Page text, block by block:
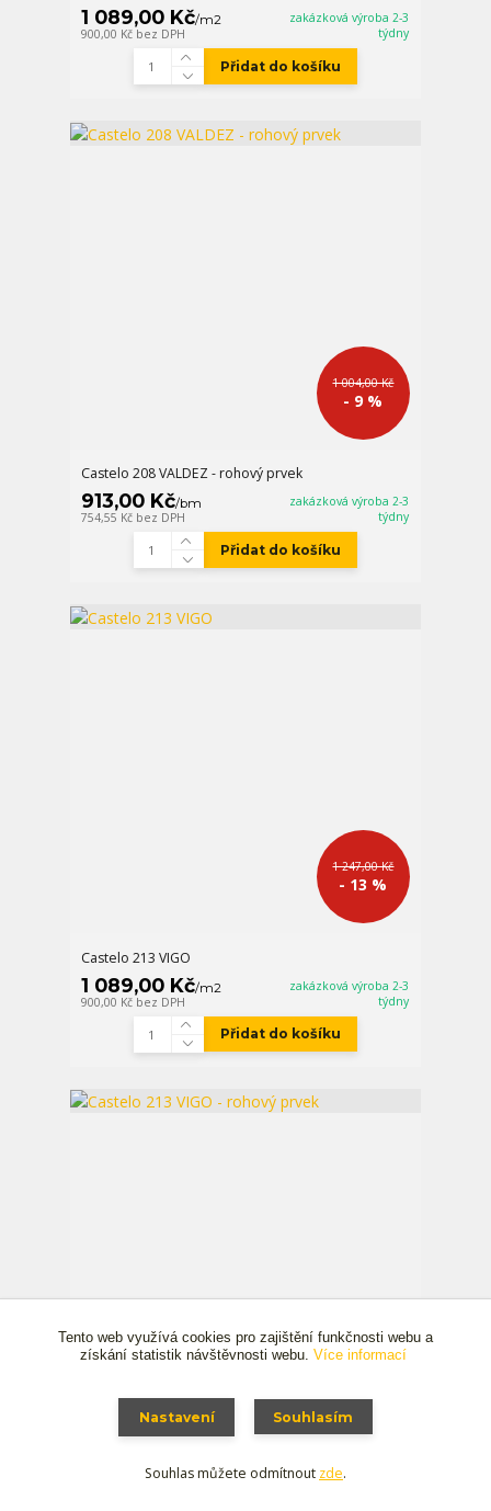
1 089,00 Kč/m2
900,00 Kč bez DPH
zakázková výroba 2-3
týdny
Přidat do košíku
1 004,00 Kč
- 9 %
Castelo 208 VALDEZ - rohový prvek
913,00 Kč/bm
754,55 Kč bez DPH
zakázková výroba 2-3
týdny
Přidat do košíku
1 247,00 Kč
- 13 %
Castelo 213 VIGO
1 089,00 Kč/m2
900,00 Kč bez DPH
zakázková výroba 2-3
týdny
Přidat do košíku
1 004,00 Kč
Castelo 213 VIGO - rohový prvek
913,00 Kč/bm
zakázková výroba 2-3
Tento web využívá cookies pro zajištění funkčnosti webu a
získání statistik návštěvnosti webu. Více informací
Nastavení Souhlasím
Souhlas můžete odmítnout zde.